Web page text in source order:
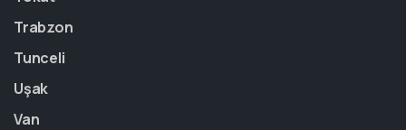
Trabzon
Tunceli
Uşak
Van